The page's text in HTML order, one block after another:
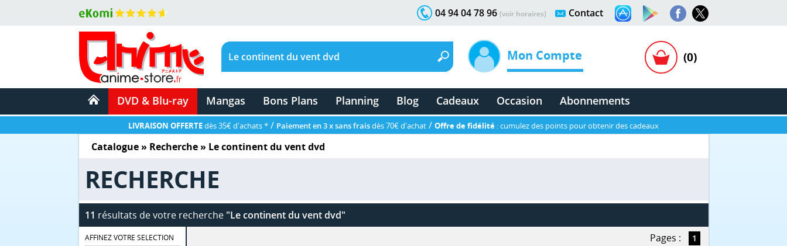
Contact
04 94 04 78 96 (voir horaires)
Mon Compte (0)
DVD & Blu-ray Mangas Bons Plans Planning Blog Cadeaux Occasion Abonnements
LIVRAISON OFFERTEdès 35€ d'achats * / Paiement en 3 x sans fraisdès 70€ d'achat / Offre de fidélité : cumulez des points pour obtenir des cadeaux
Catalogue» Recherche » Le continent du vent dvd
RECHERCHE
11 résultats de votre recherche "Le continent du vent dvd"
AFFINEZ VOTRE SELECTION Pages : 1